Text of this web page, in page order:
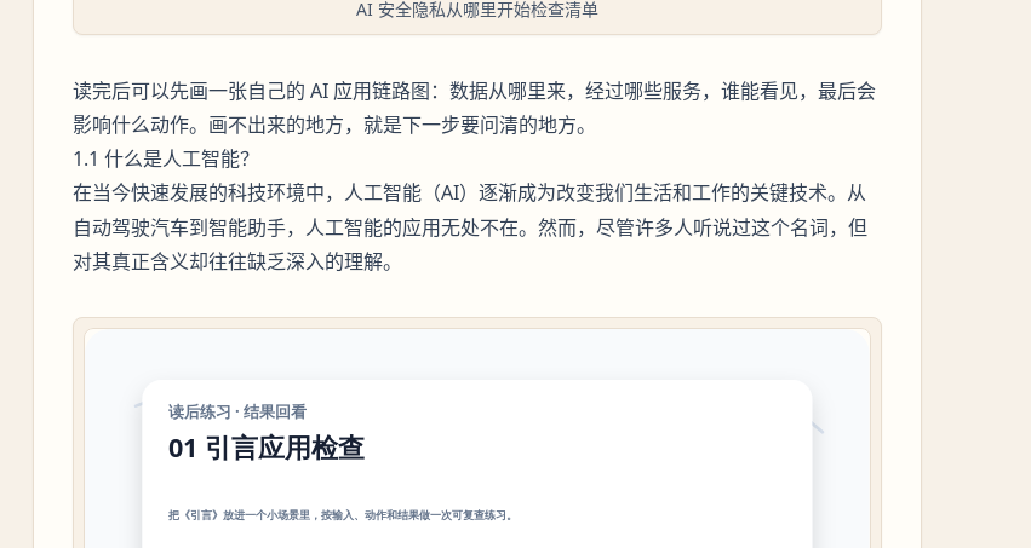
AI 安全隐私从哪里开始检查清单
读完后可以先画一张自己的 AI 应用链路图：数据从哪里来，经过哪些服务，谁能看见，最后会
影响什么动作。画不出来的地方，就是下一步要问清的地方。
1.1 什么是人工智能？
在当今快速发展的科技环境中， 人工智能（AI）逐渐成为改变我们生活和工作的关键技术。从
自动驾驶汽车到智能助手，人工智能的应用无处不在。然而，尽管许多人听说过这个名词，但
对其真正含义却往往缺乏深入的理解。